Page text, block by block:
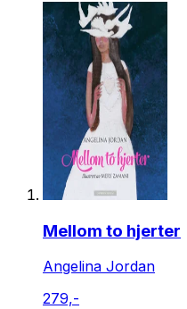
Mellom to hjerter
Angelina Jordan
279,-